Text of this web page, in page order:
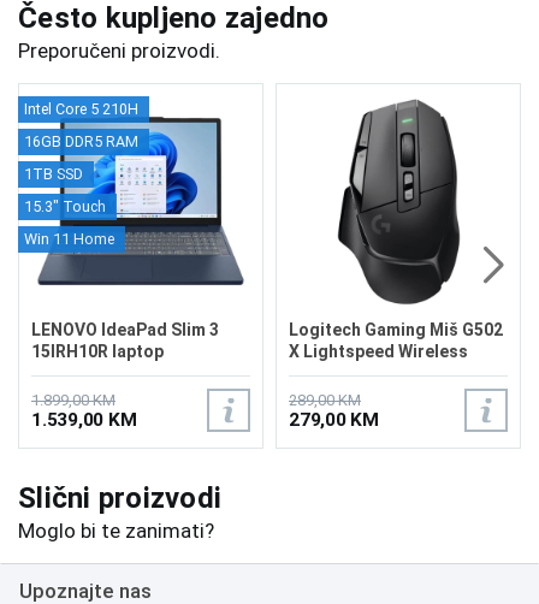
Često kupljeno zajedno
Preporučeni proizvodi.
Intel Core 5 210H
16GB DDR5 RAM
1TB SSD
15.3" Touch
Win 11 Home
LENOVO IdeaPad Slim 3
15IRH10R laptop
83K4000RUS
1.899,00 KM
1.539,00 KM
Logitech Gaming Miš G502
X Lightspeed Wireless
289,00 KM
279,00 KM
Slični proizvodi
Moglo bi te zanimati?
Upoznajte nas